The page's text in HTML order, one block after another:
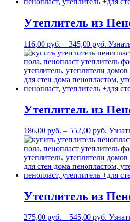
Утеплитель из
116,00 руб. – 345,00 руб.
Утеплитель из
186,00 руб. – 552,00 руб.
Утеплитель из
275,00 руб. – 545,00 руб.